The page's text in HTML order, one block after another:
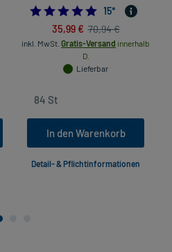
4.8
15*
35,99 € 70,94 €
inkl. MwSt. Gratis-Versand innerhalb
D.
Lieferbar
In den Warenkorb
Detail- & Pflichtinformationen